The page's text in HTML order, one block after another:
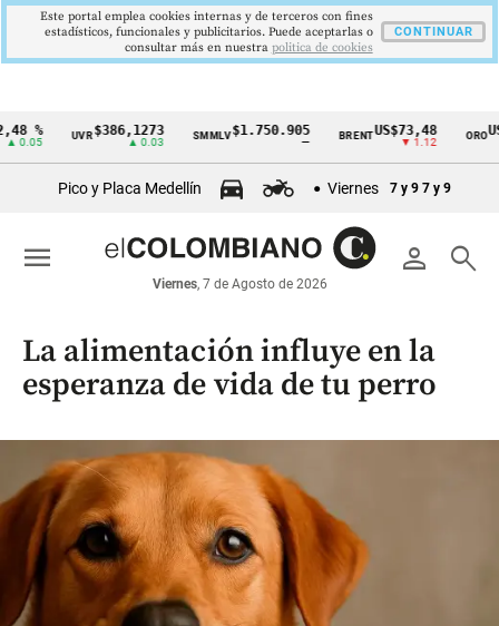
Cintillo
económicos
Colombia
%
0.05
UVR$386,1273
▲ 0.03
SMMLV$1.750.905 BRENTUS$73,48
▼ 1.12
ORO
Pico y Placa Medellín Viernes 7 y 9 7 y 9
person search
Viernes, 7 de Agosto de 2026
menu
La alimentación influye en la
esperanza de vida de tu perro
Este portal emplea cookies internas y de terceros con fines
estadísticos, funcionales y publicitarios. Puede aceptarlas o
consultar más en nuestra politica de cookies
CONTINUAR